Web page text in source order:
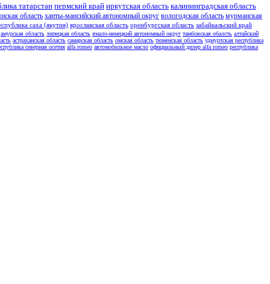
татарстан пермский край иркутская область калининградская область
область ханты-мансийский автономный округ вологодская область мурманская
саха (якутия) ярославская область оренбургская область забайкальский край
амурская область липецкая область ямало-ненецкий автономный округ тамбовская обалсть алтайский
астраханская область самарская область омская область тюменская область удмуртская республика
северная осетия alfa romeo автомобильное масло официальный дилер alfa romeo республика